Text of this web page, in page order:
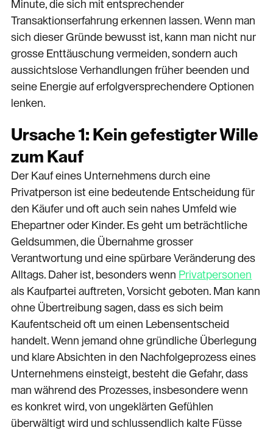
Minute, die sich mit entsprechender
Transaktionserfahrung erkennen lassen. Wenn man
sich dieser Gründe bewusst ist, kann man nicht nur
grosse Enttäuschung vermeiden, sondern auch
aussichtslose Verhandlungen früher beenden und
seine Energie auf erfolgversprechendere Optionen
lenken.
Ursache 1: Kein gefestigter Wille
zum Kauf
Der Kauf eines Unternehmens durch eine
Privatperson ist eine bedeutende Entscheidung für
den Käufer und oft auch sein nahes Umfeld wie
Ehepartner oder Kinder. Es geht um beträchtliche
Geldsummen, die Übernahme grosser
Verantwortung und eine spürbare Veränderung des
Alltags. Daher ist, besonders wenn Privatpersonen
als Kaufpartei auftreten, Vorsicht geboten. Man kann
ohne Übertreibung sagen, dass es sich beim
Kaufentscheid oft um einen Lebensentscheid
handelt. Wenn jemand ohne gründliche Überlegung
und klare Absichten in den Nachfolgeprozess eines
Unternehmens einsteigt, besteht die Gefahr, dass
man während des Prozesses, insbesondere wenn
es konkret wird, von ungeklärten Gefühlen
überwältigt wird und schlussendlich kalte Füsse